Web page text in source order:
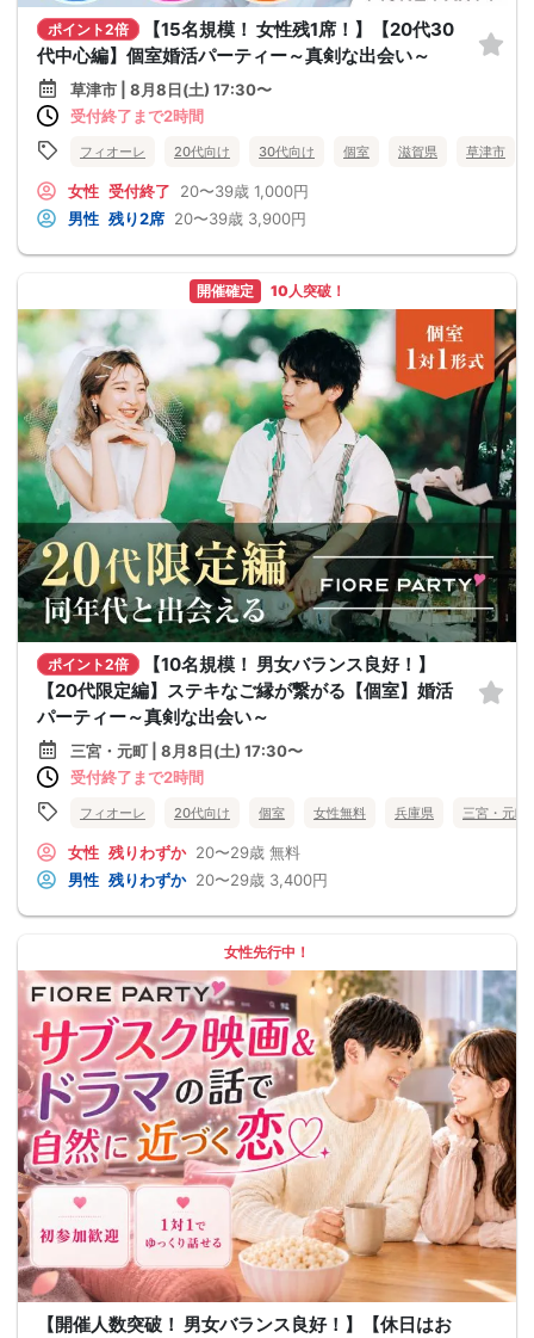
ポイント2倍
【15名規模！ 女性残1席！】【20代30
代中心編】個室婚活パーティー～真剣な出会い～
草津市 | 8月8日(土) 17:30〜
受付終了まで2時間
フィオーレ 20代向け 30代向け 個室 滋賀県 草津市
女性 受付終了 20〜39歳 1,000円
男性 残り2席 20〜39歳 3,900円
開催確定 10人突破！
ポイント2倍
【10名規模！ 男女バランス良好！】
【20代限定編】ステキなご縁が繋がる【個室】婚活
パーティー～真剣な出会い～
三宮・元町 | 8月8日(土) 17:30〜
受付終了まで2時間
フィオーレ 20代向け 個室 女性無料 兵庫県 三宮・元町
女性 残りわずか 20〜29歳 無料
男性 残りわずか 20〜29歳 3,400円
女性先行中！
【開催人数突破！ 男女バランス良好！】【休日はお